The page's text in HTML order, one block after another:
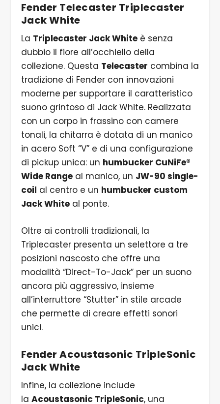
Fender Telecaster Triplecaster
Jack White
La Triplecaster Jack Whiteè senza
dubbio il fiore all’occhiello della
collezione. Questa Telecaster combina la
tradizione di Fender con innovazioni
moderne per supportare il caratteristico
suono grintoso di Jack White. Realizzata
con un corpo in frassino con camere
tonali, la chitarra è dotata di un manico
in acero Soft “V” e di una configurazione
di pickup unica: un humbucker CuNiFe®
Wide Rangeal manico, un JW-90 single-
coil al centro e un humbucker custom
Jack Whiteal ponte.
Oltre ai controlli tradizionali, la
Triplecaster presenta un selettore a tre
posizioni nascosto che offre una
modalità “Direct-To-Jack” per un suono
ancora più aggressivo, insieme
all’interruttore “Stutter” in stile arcade
che permette di creare effetti sonori
unici.
Fender Acoustasonic TripleSonic
Jack White
Infine, la collezione include
la Acoustasonic TripleSonic, una